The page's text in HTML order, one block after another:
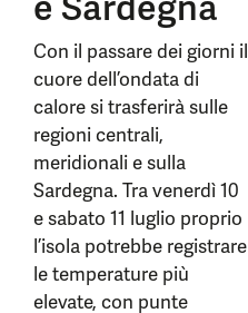
Con il passare dei giorni il
cuore dell’ondata di
calore si trasferirà sulle
regioni centrali,
meridionali e sulla
Sardegna. Tra venerdì 10
e sabato 11 luglio proprio
l’isola potrebbe registrare
le temperature più
elevate, con punte